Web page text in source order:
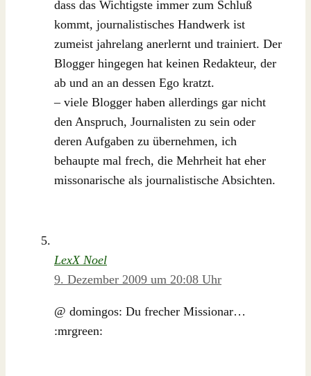
dass das Wichtigste immer zum Schluß
kommt, journalistisches Handwerk ist
zumeist jahrelang anerlernt und trainiert. Der
Blogger hingegen hat keinen Redakteur, der
ab und an an dessen Ego kratzt.
– viele Blogger haben allerdings gar nicht
den Anspruch, Journalisten zu sein oder
deren Aufgaben zu übernehmen, ich
behaupte mal frech, die Mehrheit hat eher
missonarische als journalistische Absichten.
LexX Noel
9. Dezember 2009 um 20:08 Uhr
@ domingos: Du frecher Missionar…
:mrgreen: